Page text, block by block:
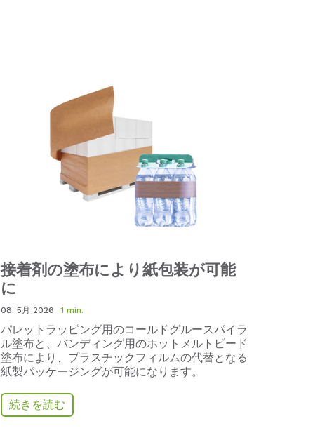
接着剤の塗布により紙包装が可能
に
08. 5月 2026 1 min.
パレットラッピング用のコールドグルースパイラ
ル塗布と、バンディング用のホットメルトビード
塗布により、プラスチックフィルムの代替となる
紙製パッケージングが可能になります。
続きを読む